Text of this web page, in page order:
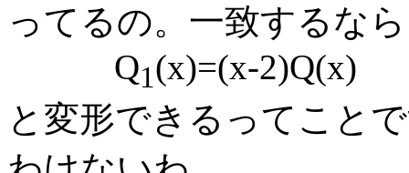
ってるの。一致するな
Q1(x)=(x-2)Q(x)
と変形できるってこと